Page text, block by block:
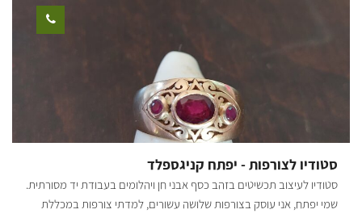
לרכבים מנקודת הנחיתה. הערות: * הפעילות מתקיימת באוויר הפתוח. *
קיימות מחיצות שקופות בין התאים בסל ליצירת קפסולות בין קבוצות
נוסעים שונות. * הטיסה מתקיימת בשעות הזריחה. * הטיסה נמשכת כשעה
באוויר (בין 40 דקות לשעה וחצי), כשכל הפעילות נמשכת כשלוש וחצי
שעות. * הטיסה היא טיסה בקבוצה של עד 20 נוסעים וקיום הטיסה מותנה
בכמות נוסעים מינימלית. * קיום הפעילות, חלקה או כולה, מותנה בתנאי
מזג אוויר טובים ותנאי שטח טובים. * ההמראה היא מאזור מושב קלחים או
מורשים לעלות לטיסה. בימים א'-ה' - 620 ש"ח לנוסע. בימים שישי, שבת,
חגים וערבי חג - 770 ש"ח לנוסע. קיימות הנחות לקבוצות של 4 נוסעים
ומעלה. לתיאום פעילות והרשמה יש ליצור קשר טלפוני. [gallery
סטודיו לצורפות - יפתח קניגספלד
סטודיו לעיצוב תכשיטים בזהב כסף אבני חן ויהלומים בעבודת יד מסורתית.
שמי יפתח, אני עוסק בצורפות שלושה עשורים, למדתי צורפות במכללת